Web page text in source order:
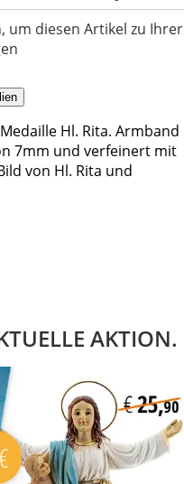
um diesen Artikel zu Ihrer
Hl. Rita. Armband
7mm und verfeinert mit
von Hl. Rita und
AKTION.